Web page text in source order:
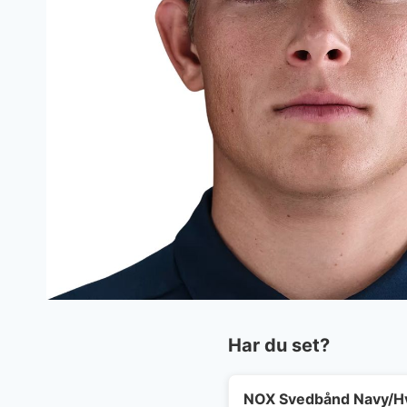
Har du set?
NOX Svedbånd Navy/